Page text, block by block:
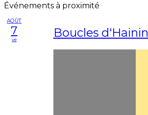
Événements à proximité
AOÛT
7
ve Boucles d'Hainin